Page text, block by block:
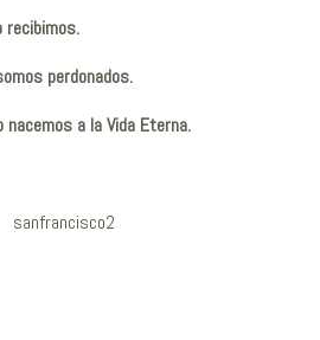
recibimos.
perdonados.
nacemos a la Vida Eterna.